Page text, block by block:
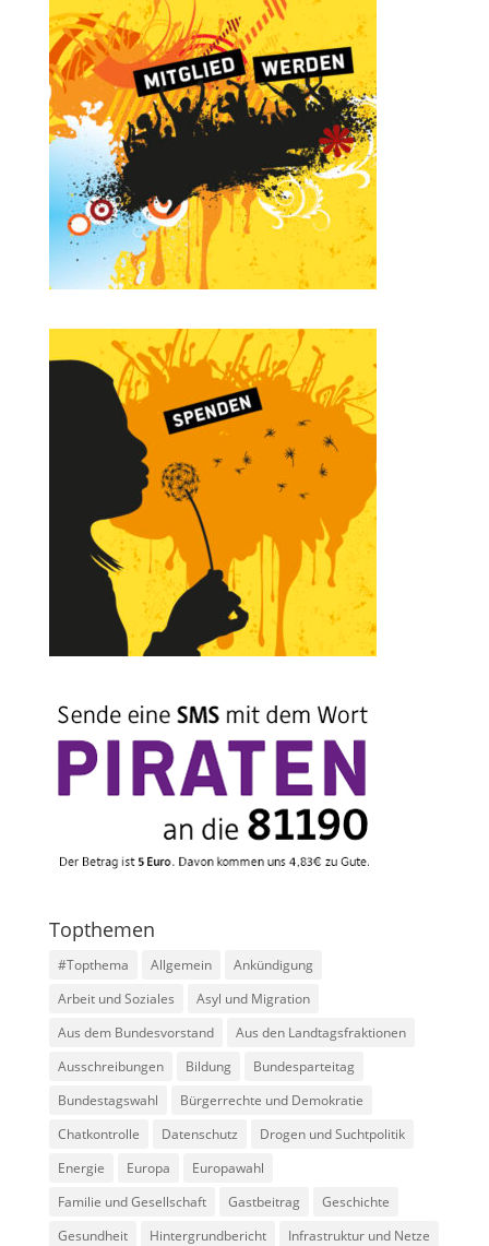
Topthemen
#Topthema Allgemein
Ankündigung
Arbeit und Soziales
Asyl und Migration
Aus dem Bundesvorstand
Aus den Landtagsfraktionen
Ausschreibungen
Bildung
Bundesparteitag
Bundestagswahl
Bürgerrechte und Demokratie
Chatkontrolle
Datenschutz
Drogen und Suchtpolitik
Energie
Europa
Europawahl
Familie und Gesellschaft
Gastbeitrag
Geschichte
Gesundheit
Hintergrundbericht
Infrastruktur und Netze